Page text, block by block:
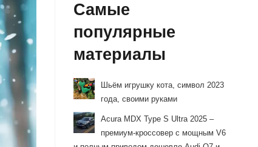
Самые
популярные
материалы
Шьём игрушку кота, символ 2023
года, своими руками
Acura MDX Type S Ultra 2025 –
премиум-кроссовер с мощным V6